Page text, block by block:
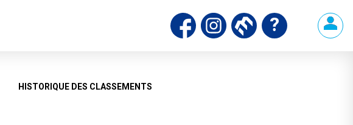
HISTORIQUE DES CLASSEMENTS